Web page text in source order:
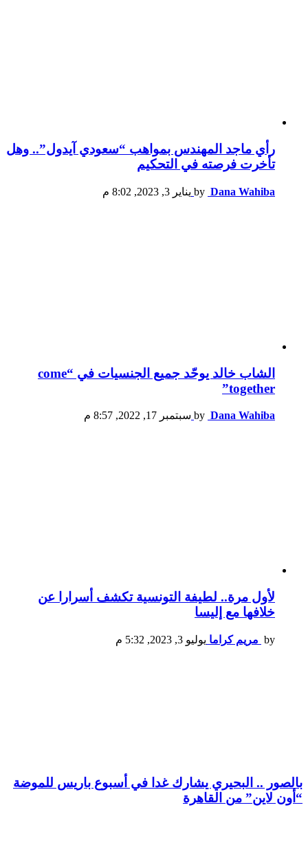
رأي ماجد المهندس بمواهب “سعودي آيدول”.. وهل
تأخرت فرصته في التحكيم
by Dana Wahiba يناير 3, 2023, 8:02 م
الشاب خالد يوحّد جميع الجنسيات في “come
together”
by Dana Wahiba سبتمبر 17, 2022, 8:57 م
لأول مرة.. لطيفة التونسية تكشف أسرارا عن
خلافها مع إليسا
by مريم كراما يوليو 3, 2023, 5:32 م
بالصور .. البحيري يشارك غدا في أسبوع باريس للموضة
“أون لاين” من القاهرة